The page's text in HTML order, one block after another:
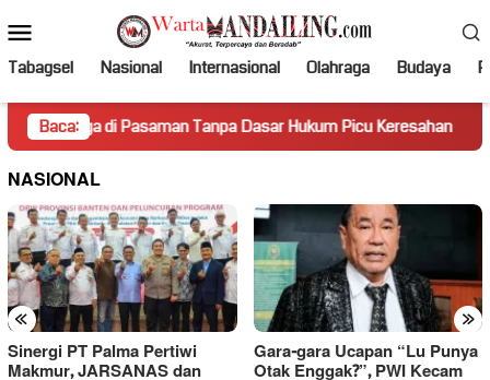
ke
kontenMobile
Tabagsel Nasional Internasional Olahraga Budaya
Baca:
di Pasaman Tanpa Dasar Hukum Picu Keresahan Truk
NASIONAL
« »
Sinergi PT Palma Pertiwi
Makmur, JARSANAS dan
Gara-gara Ucapan “Lu Punya
Otak Enggak?”, PWI Kecam